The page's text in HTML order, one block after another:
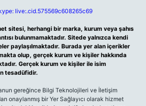
live:.cid.575569c608265c69
sitesi, herhangi bir marka, kurum veya şahıs
bulunmamaktadır. Sitede yalnızca kendi
paylaşılmaktadır. Burada yer alan içerikler
olup, gerçek kurum ve kişiler hakkında
Gerçek kurum ve kişiler ile isim
tesadüfidir.
gereğince Bilgi Teknolojileri ve İletişim
onaylanmış bir Yer Sağlayıcı olarak hizmet